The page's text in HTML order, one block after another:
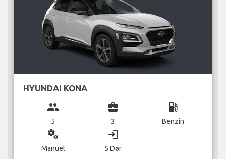
HYUNDAI KONA
group
5
business_center
3
local_gas_station
Benzin
miscellaneous_services
Manuel
login
5 Dør